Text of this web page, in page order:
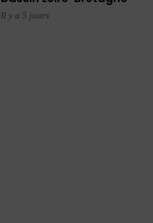
Il y a 5 jours